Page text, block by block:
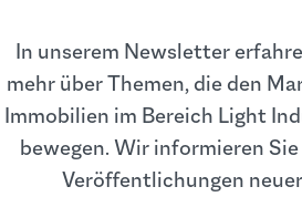
In unserem Newsletter
mehr über Themen, die den
Immobilien im Bereich Light
bewegen. Wir informieren
Veröffentlichungen neuer